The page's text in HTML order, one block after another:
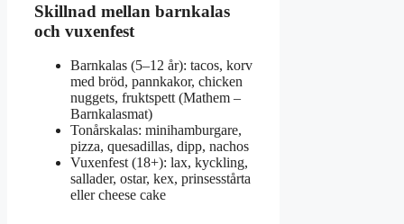
Skillnad mellan barnkalas
och vuxenfest
Barnkalas (5–12 år): tacos, korv
med bröd, pannkakor, chicken
nuggets, fruktspett (Mathem –
Barnkalasmat)
Tonårskalas: minihamburgare,
pizza, quesadillas, dipp, nachos
Vuxenfest (18+): lax, kyckling,
sallader, ostar, kex, prinsesstårta
eller cheese cake